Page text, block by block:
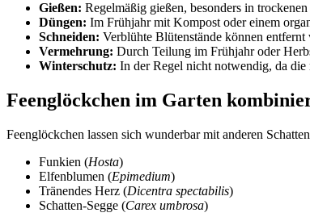
Gießen: Regelmäßig gießen, besonders in
Düngen: Im Frühjahr mit Kompost oder einem
Schneiden: Verblühte Blütenstände können
Vermehrung: Durch Teilung im Frühjahr oder
Winterschutz: In der Regel nicht notwendig, da
Feenglöckchen im Garten
Feenglöckchen lassen sich wunderbar mit anderen
Funkien (Hosta)
Elfenblumen (Epimedium)
Tränendes Herz (Dicentra spectabilis)
Schatten-Segge (Carex umbrosa)